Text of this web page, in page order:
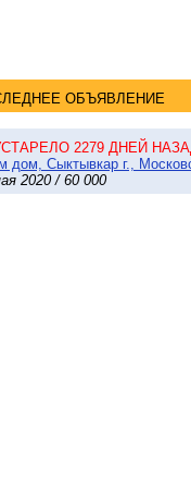
ОБЪЯВЛЕНИЕ
2279 ДНЕЙ
дом, Сыктывкар г.,
2020 / 60 000